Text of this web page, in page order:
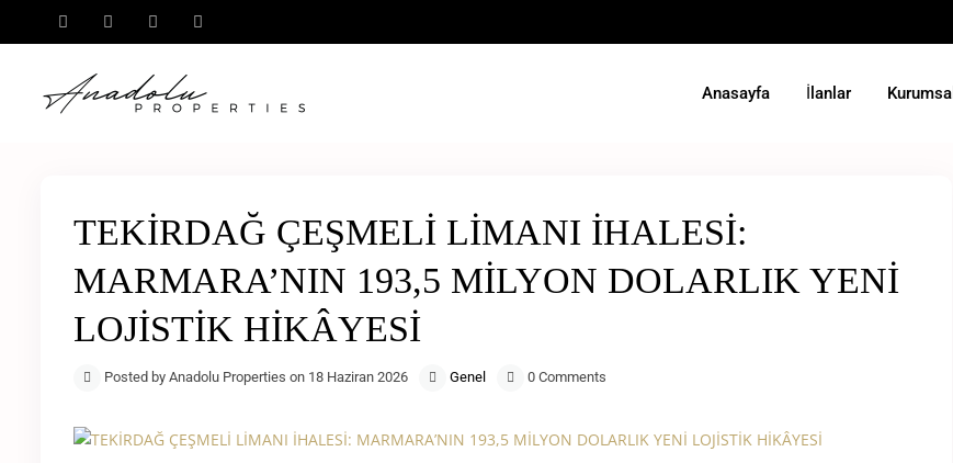
Anasayfa İlanlar Kurumsal
TEKİRDAĞ ÇEŞMELİ LİMANI İHALESİ:
MARMARA’NIN 193,5 MİLYON DOLARLIK YENİ
LOJİSTİK HİKÂYESİ
Posted by Anadolu Properties on 18 Haziran 2026 Genel 0 Comments